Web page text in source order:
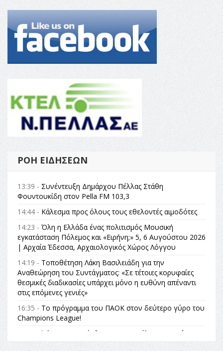
ΡΟΉ ΕΙΔΉΣΕΩΝ
13:39 - Συνέντευξη Δημάρχου Πέλλας Στάθη
Φουντουκίδη στον Pella FM 103,3
14:44 - Κάλεσμα προς όλους τους εθελοντές αιμοδότες
14:23 - Όλη η Ελλάδα ένας πολιτισμός Μουσική
εγκατάσταση Πόλεμος και «Ειρήνη;» 5, 6 Αυγούστου 2026
| Αρχαία Έδεσσα, Αρχαιολογικός Χώρος Λόγγου
14:19 - Τοποθέτηση Λάκη Βασιλειάδη για την
Αναθεώρηση του Συντάγματος: «Σε τέτοιες κορυφαίες
θεσμικές διαδικασίες υπάρχει μόνο η ευθύνη απέναντι
στις επόμενες γενιές»
16:35 - Το πρόγραμμα του ΠΑΟΚ στον δεύτερο γύρο του
Champions League!
Όλυμπος: Εντάχθηκε στον Κατάλογο Παγκόσμιας
Κληρονομιάς της UNESCO – Ομόφωνη η απόφαση Ο